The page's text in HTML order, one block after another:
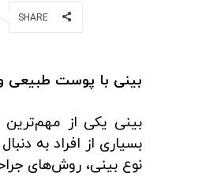
SHARE
بینی با پوست
بینی یکی از مهم‌ترین
بسیاری از افراد به
نوع بینی، روش‌های